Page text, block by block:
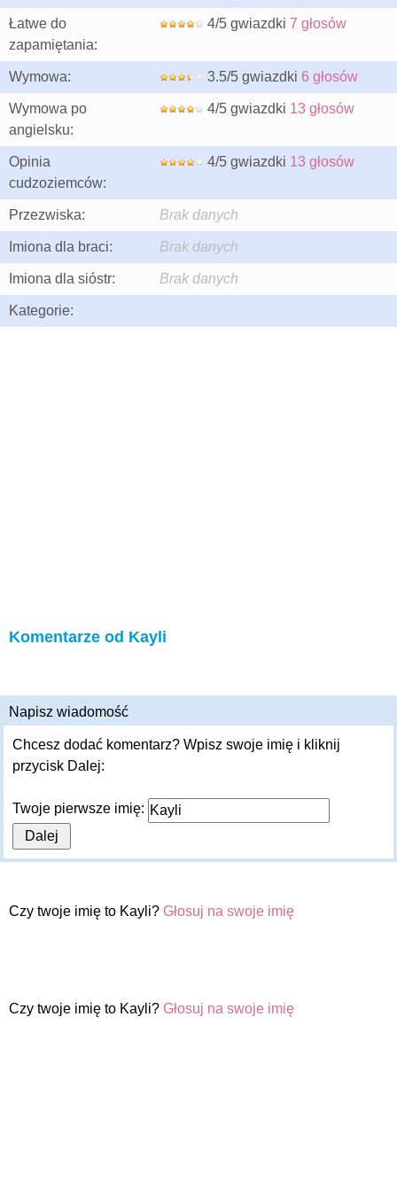
Łatwe do
zapamiętania:
4/5 gwiazdki 7 głosów
Wymowa: 3.5/5 gwiazdki 6 głosów
Wymowa po
angielsku:
4/5 gwiazdki 13 głosów
Opinia
cudzoziemców:
4/5 gwiazdki 13 głosów
Przezwiska: Brak danych
Imiona dla braci: Brak danych
Imiona dla sióstr: Brak danych
Kategorie:
Komentarze od Kayli
Napisz wiadomość
Chcesz dodać komentarz? Wpisz swoje imię i kliknij
przycisk Dalej:
Twoje pierwsze imię:
Czy twoje imię to Kayli? Głosuj na swoje imię
Czy twoje imię to Kayli? Głosuj na swoje imię